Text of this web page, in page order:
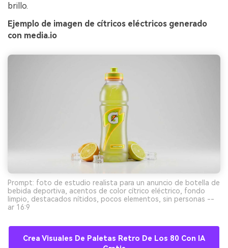
brillo.
Ejemplo de imagen de cítricos eléctricos generado
con media.io
Prompt: foto de estudio realista para un anuncio de botella de
bebida deportiva, acentos de color cítrico eléctrico, fondo
limpio, destacados nítidos, pocos elementos, sin personas --
ar 16:9
Crea Visuales De Paletas Retro De Los 80 Con IA